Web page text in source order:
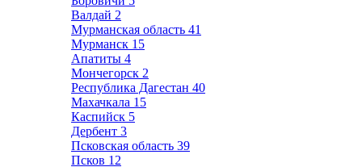
Валдай 2
Мурманская область 41
Мурманск 15
Апатиты 4
Мончегорск 2
Республика Дагестан 40
Махачкала 15
Каспийск 5
Дербент 3
Псковская область 39
Псков 12